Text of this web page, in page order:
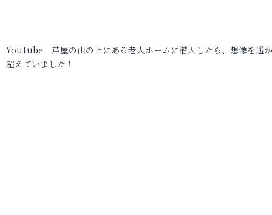
YouTube 芦屋の山の上にある老人ホームに潜入したら、想像を遥
超えていました！